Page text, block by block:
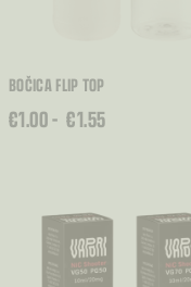
BOČICA FLIP TOP
€1.00– €1.55
RASPON